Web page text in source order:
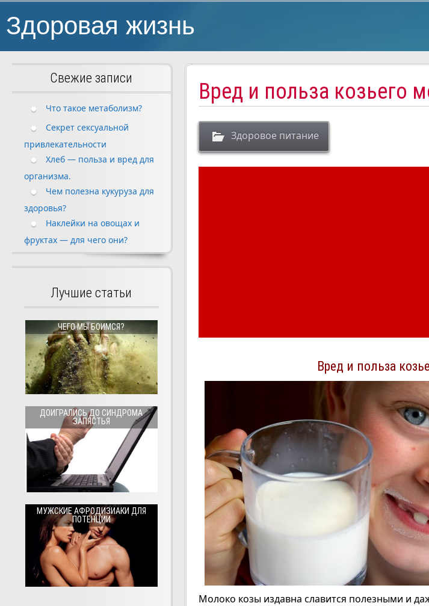
Здоровая жизнь
Вред и польза козьего
Здоровое питание
Вред и польза
Молоко козы издавна славится полезными и
Свежие записи
Что такое метаболизм?
Секрет сексуальной
привлекательности
Хлеб — польза и вред для
организма.
Чем полезна кукуруза для
здоровья?
Наклейки на овощах и
фруктах — для чего они?
Лучшие статьи
ЧЕГО МЫ БОИМСЯ?
ДОИГРАЛИСЬ ДО СИНДРОМА
ЗАПЯСТЬЯ
МУЖСКИЕ АФРОДИЗИАКИ ДЛЯ
ПОТЕНЦИИ